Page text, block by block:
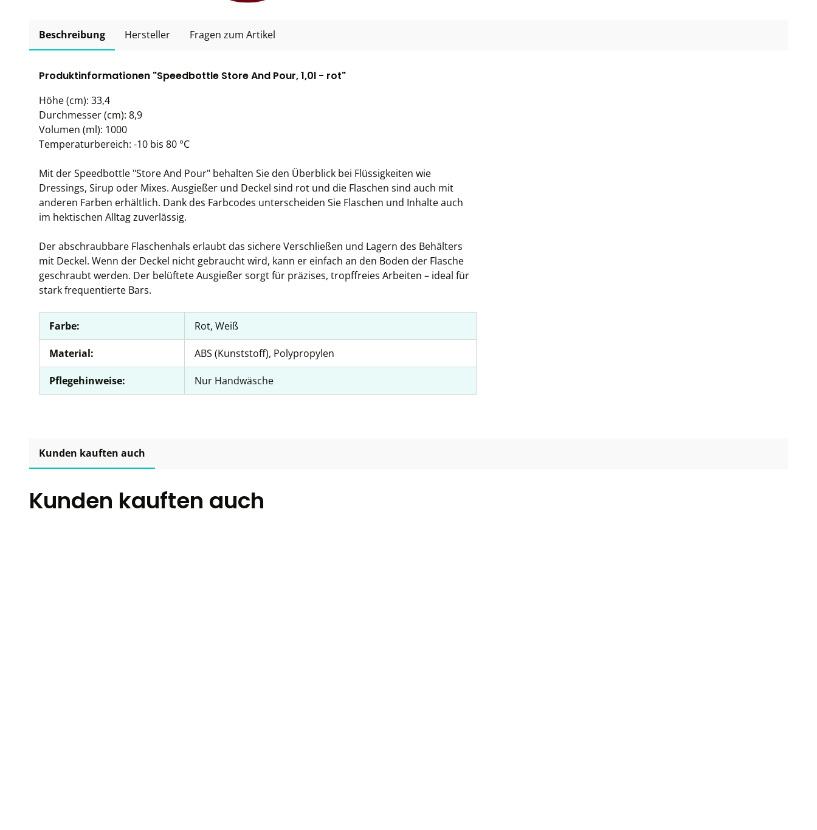
Beschreibung Hersteller Fragen zum Artikel
Produktinformationen "Speedbottle Store And Pour, 1,0l - rot"
Höhe (cm): 33,4
Durchmesser (cm): 8,9
Volumen (ml): 1000
Temperaturbereich: -10 bis 80 °C
Mit der Speedbottle "Store And Pour" behalten Sie den Überblick bei Flüssigkeiten wie
Dressings, Sirup oder Mixes. Ausgießer und Deckel sind rot und die Flaschen sind auch mit
anderen Farben erhältlich. Dank des Farbcodes unterscheiden Sie Flaschen und Inhalte auch
im hektischen Alltag zuverlässig.
Der abschraubbare Flaschenhals erlaubt das sichere Verschließen und Lagern des Behälters
mit Deckel. Wenn der Deckel nicht gebraucht wird, kann er einfach an den Boden der Flasche
geschraubt werden. Der belüftete Ausgießer sorgt für präzises, tropffreies Arbeiten – ideal für
stark frequentierte Bars.
Farbe: Rot, Weiß
Material: ABS (Kunststoff), Polypropylen
Pflegehinweise: Nur Handwäsche
Kunden kauften auch
Kunden kauften auch